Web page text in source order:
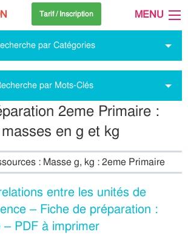
Tarif / Inscription MENU
par Catégories
par Mots-Clés
2eme Primaire :
en g et kg
: Masse g, kg : 2eme Primaire
entre les unités de
– Fiche de préparation :
PDF à imprimer